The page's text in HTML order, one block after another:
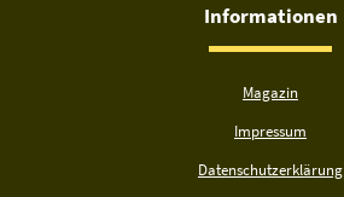
Informationen
Magazin
Impressum
Datenschutzerklärung